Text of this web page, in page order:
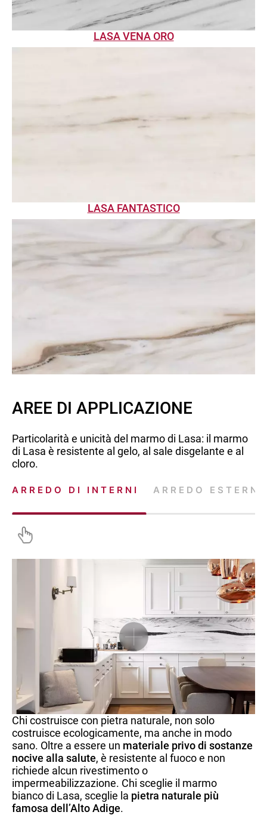
LASA VENA ORO
LASA FANTASTICO
AREE DI APPLICAZIONE
Particolarità e unicità del marmo di Lasa: il marmo
di Lasa è resistente al gelo, al sale disgelante e al
cloro.
ARREDO DI INTERNI ARREDO
Chi costruisce con pietra naturale, non solo
costruisce ecologicamente, ma anche in modo
sano. Oltre a essere un materiale privo di sostanze
nocive alla salute, è resistente al fuoco e non
richiede alcun rivestimento o
impermeabilizzazione. Chi sceglie il marmo
bianco di Lasa, sceglie la pietra naturale più
famosa dell’Alto Adige.